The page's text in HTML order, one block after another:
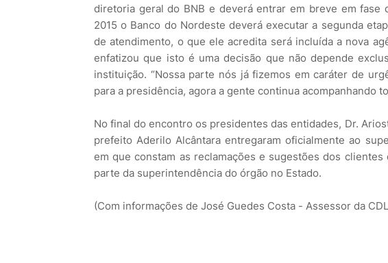
diretoria geral do BNB e deverá entrar em breve em fase
2015 o Banco do Nordeste deverá executar a segunda
de atendimento, o que ele acredita será incluída a nova
enfatizou que isto é uma decisão que não depende
instituição. “Nossa parte nós já fizemos em caráter de
para a presidência, agora a gente continua acompanhando
No final do encontro os presidentes das entidades, Dr.
prefeito Aderilo Alcântara entregaram oficialmente ao
em que constam as reclamações e sugestões dos
parte da superintendência do órgão no Estado.
(Com informações de José Guedes Costa - Assessor da